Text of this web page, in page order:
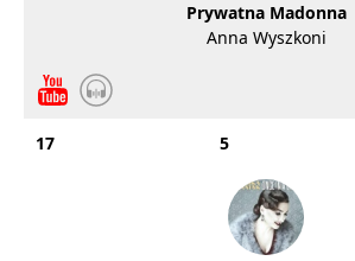
Prywatna Madonna
Anna Wyszkoni
17 5